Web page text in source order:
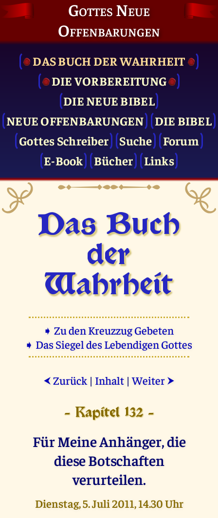
Gottes Neue
Offenbarungen
DAS BUCH DER WAHRHEIT
DIE VOR­BEREITUNG
DIE NEUE BIBEL
NEUE OFFENBARUNGEN
DIE BIBEL
Gottes Schreiber
Suche
Forum
E-Book
Bücher Links
Das Buch
der
Wahrheit
➧ Zu den Kreuzzug Gebeten
➧ Das Siegel des Lebendigen Gottes
⮜ Zurück | Inhalt |Weiter ⮞
- Kapitel 132 -
Für Meine Anhänger, die
diese Botschaften
verurteilen.
Dienstag, 5. Juli 2011, 14.30 Uhr